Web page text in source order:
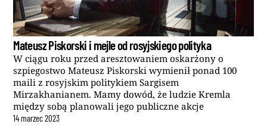
Mateusz Piskorski i mejle od rosyjskiego polityka
W ciągu roku przed aresztowaniem oskarżony o
szpiegostwo Mateusz Piskorski wymienił ponad 100
maili z rosyjskim politykiem Sargisem
Mirzakhanianem. Mamy dowód, że ludzie Kremla
między sobą planowali jego publiczne akcje
14 marzec2023